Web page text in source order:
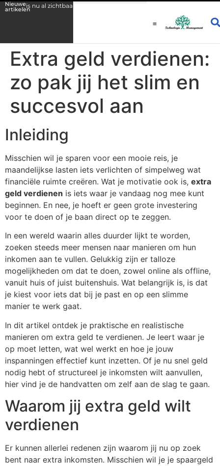
Nieuwe
artikelen
is nu al zichtbaar
Extra geld verdienen:
zo pak jij het slim en
succesvol aan
Inleiding
Misschien wil je sparen voor een mooie reis, je
maandelijkse lasten iets verlichten of simpelweg wat
financiële ruimte creëren. Wat je motivatie ook is, extra
geld verdienen is iets waar je vandaag nog mee kunt
beginnen. En nee, je hoeft er geen grote investering
voor te doen of je baan direct op te zeggen.
In een wereld waarin alles duurder lijkt te worden,
zoeken steeds meer mensen naar manieren om hun
inkomen aan te vullen. Gelukkig zijn er talloze
mogelijkheden om dat te doen, zowel online als offline,
vanuit huis of juist buitenshuis. Wat belangrijk is, is dat
je kiest voor iets dat bij je past en op een slimme
manier te werk gaat.
In dit artikel ontdek je praktische en realistische
manieren om extra geld te verdienen. Je leert waar je
op moet letten, wat wel werkt en hoe je jouw
inspanningen effectief kunt inzetten. Of je nu snel geld
nodig hebt of structureel je inkomsten wilt aanvullen,
hier vind je de handvatten om zelf aan de slag te gaan.
Waarom jij extra geld wilt
verdienen
Er kunnen allerlei redenen zijn waarom jij nu op zoek
bent naar extra inkomsten. Misschien wil je je spaargeld